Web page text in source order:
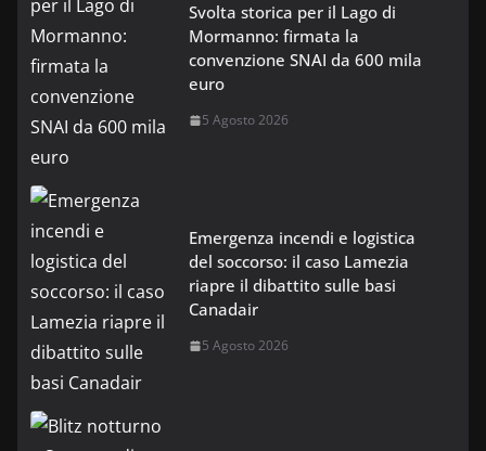
Svolta storica per il Lago di
Mormanno: firmata la
convenzione SNAI da 600 mila
euro
5 Agosto 2026
Emergenza incendi e logistica
del soccorso: il caso Lamezia
riapre il dibattito sulle basi
Canadair
5 Agosto 2026